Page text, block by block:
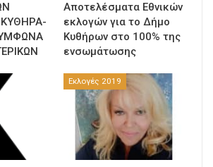
Αποτελέσματα Εθνικών
εκλογών για το Δήμο
Κυθήρων στο 100% της
ενσωμάτωσης
Εκλογές 2019